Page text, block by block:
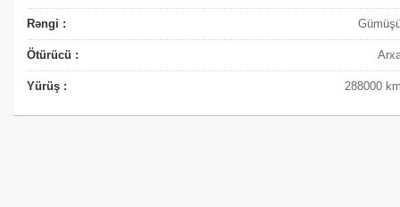
Rəngi :
Ötürücü :
Yürüş : 288000